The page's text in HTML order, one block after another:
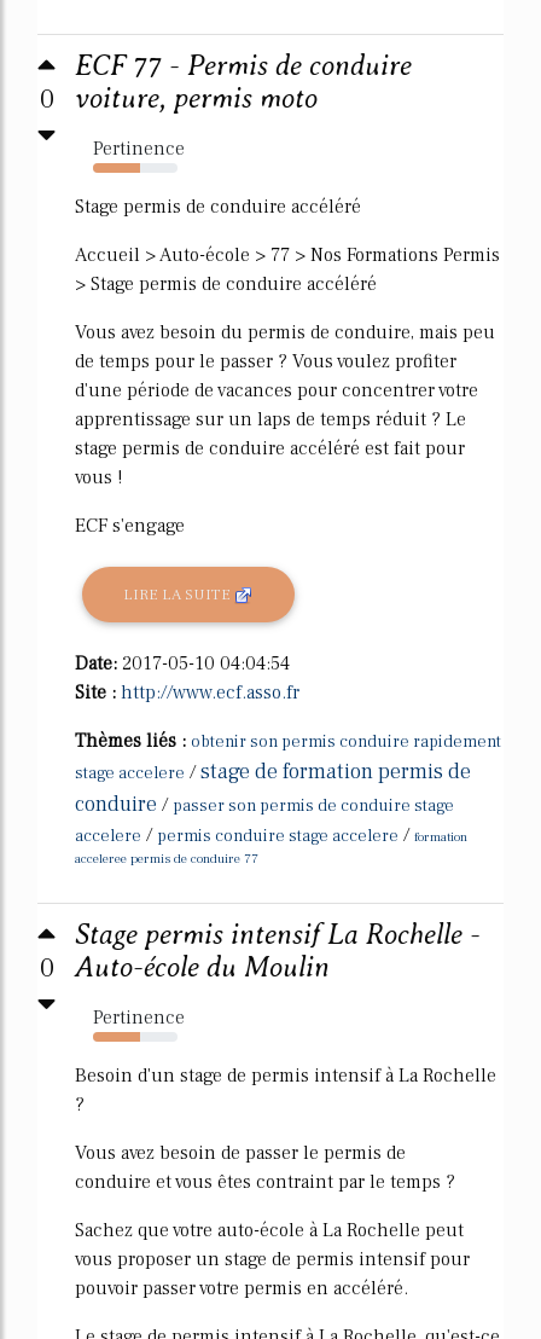
0
ECF 77 - Permis de conduire
voiture, permis moto
Pertinence
55%
Stage permis de conduire accéléré
Accueil > Auto-école > 77 > Nos Formations Permis
> Stage permis de conduire accéléré
Vous avez besoin du permis de conduire, mais peu
de temps pour le passer ? Vous voulez profiter
d'une période de vacances pour concentrer votre
apprentissage sur un laps de temps réduit ? Le
stage permis de conduire accéléré est fait pour
vous !
ECF s'engage
LIRE LA SUITE
Date: 2017-05-10 04:04:54
Site : http://www.ecf.asso.fr
Thèmes liés : obtenir son permis conduire rapidement
stage accelere /stage de formation permis de
conduire / passer son permis de conduire stage
accelere / permis conduire stage accelere / formation
acceleree permis de conduire 77
0
Stage permis intensif La Rochelle -
Auto-école du Moulin
Pertinence
55%
Besoin d'un stage de permis intensif à La Rochelle
?
Vous avez besoin de passer le permis de
conduire et vous êtes contraint par le temps ?
Sachez que votre auto-école à La Rochelle peut
vous proposer un stage de permis intensif pour
pouvoir passer votre permis en accéléré.